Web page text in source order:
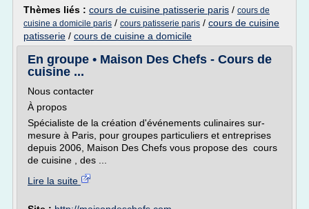
Thèmes liés : cours de cuisine patisserie paris / cours de
cuisine a domicile paris / cours patisserie paris / cours de cuisine
patisserie / cours de cuisine a domicile
En groupe • Maison Des Chefs - Cours de
cuisine ...
Nous contacter
À propos
Spécialiste de la création d'événements culinaires sur-
mesure à Paris, pour groupes particuliers et entreprises
depuis 2006, Maison Des Chefs vous propose des cours
de cuisine , des ...
Lire la suite